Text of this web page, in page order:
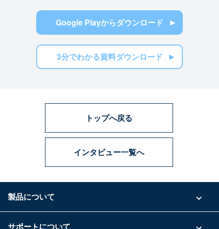
Google Playからダウンロード
3分でわかる資料ダウンロード
トップへ戻る
インタビュー一覧へ
製品について
サポートについて